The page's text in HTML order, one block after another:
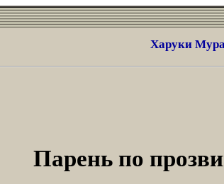
Харуки
Парень по